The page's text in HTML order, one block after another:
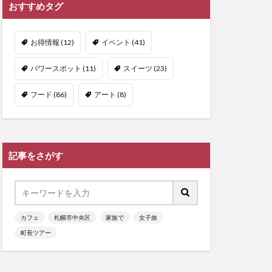
おすすめタグ
お得情報 (12) イベント (41)
パワースポット (11) スイーツ (23)
フード (86) アート (8)
記事をさがす
カフェ 札幌市中央区 家族で 女子旅
町長ツアー